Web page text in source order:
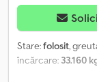
Stare:folosit,
încărcare: 33.160